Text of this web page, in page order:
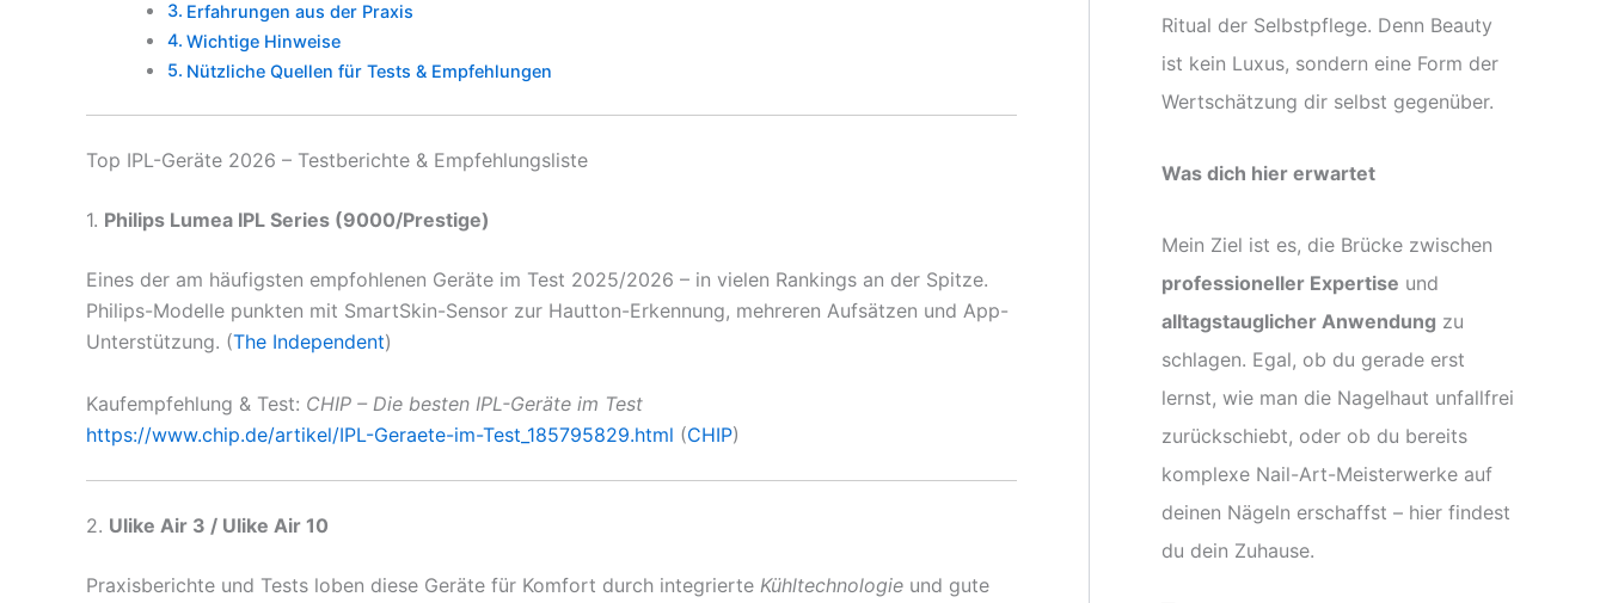
Erfahrungen aus der Praxis
Wichtige Hinweise
Nützliche Quellen für Tests & Empfehlungen
Top IPL-Geräte 2026 – Testberichte & Empfehlungsliste
1. Philips Lumea IPL Series (9000/Prestige)
Eines der am häufigsten empfohlenen Geräte im Test 2025/2026 – in vielen Rankings an der Spitze.
Philips-Modelle punkten mit SmartSkin-Sensor zur Hautton-Erkennung, mehreren Aufsätzen und App-
Unterstützung. (The Independent)
Kaufempfehlung & Test: CHIP – Die besten IPL-Geräte im Test
https://www.chip.de/artikel/IPL-Geraete-im-Test_185795829.html (CHIP)
2. Ulike Air 3 / Ulike Air 10
Praxisberichte und Tests loben diese Geräte für Komfort durch integrierte Kühltechnologie und gute
Ritual der Selbstpflege. Denn Beauty
ist kein Luxus, sondern eine Form der
Wertschätzung dir selbst gegenüber.
Was dich hier erwartet
Mein Ziel ist es, die Brücke zwischen
professioneller Expertise und
alltagstauglicher Anwendung zu
schlagen. Egal, ob du gerade erst
lernst, wie man die Nagelhaut unfallfrei
zurückschiebt, oder ob du bereits
komplexe Nail-Art-Meisterwerke auf
deinen Nägeln erschaffst – hier findest
du dein Zuhause.